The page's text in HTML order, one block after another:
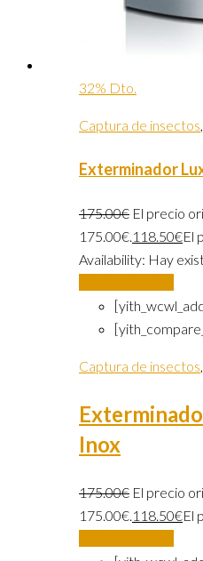
32% Dto.
Captura de insectos,
Exterminador
175.00€ El precio
175.00€.118.50€El
Availability: Hay
Captura de insectos,
Inox
175.00€ El precio
175.00€.118.50€El